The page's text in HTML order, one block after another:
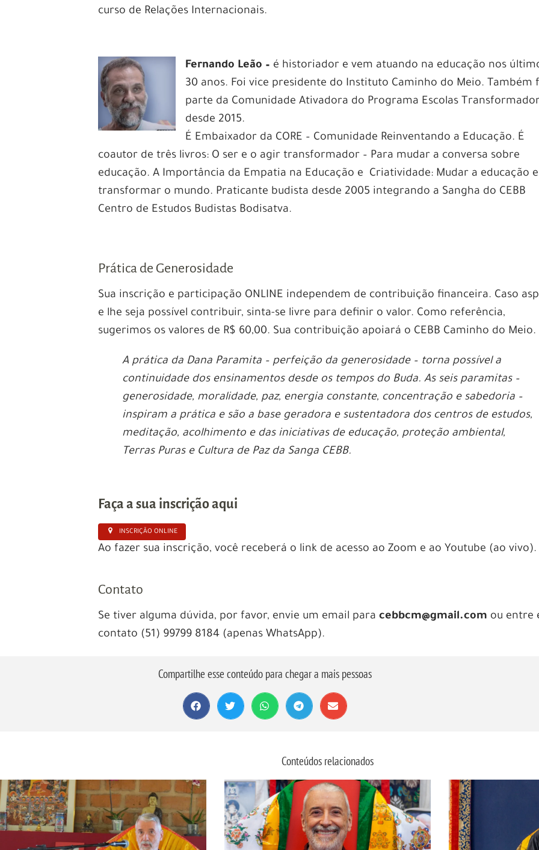
curso de Relações Internacionais.
Fernando Leão – é historiador e vem atuando na educação nos
30 anos. Foi vice presidente do Instituto Caminho do Meio. Também
parte da Comunidade Ativadora do Programa Escolas
desde 2015.
É Embaixador da CORE – Comunidade Reinventando a Educação. É
coautor de três livros: O ser e o agir transformador – Para mudar a conversa sobre
educação. A Importância da Empatia na Educação e Criatividade: Mudar a educação e
transformar o mundo. Praticante budista desde 2005 integrando a Sangha do CEBB
Centro de Estudos Budistas Bodisatva.
Prática de Generosidade
Sua inscrição e participação ONLINE independem de contribuição financeira. Caso
e lhe seja possível contribuir, sinta-se livre para definir o valor. Como referência,
sugerimos os valores de R$ 60,00. Sua contribuição apoiará o CEBB Caminho do Meio.
A prática da Dana Paramita – perfeição da generosidade – torna possível a
continuidade dos ensinamentos desde os tempos do Buda. As seis paramitas –
generosidade, moralidade, paz, energia constante, concentração e sabedoria –
inspiram a prática e são a base geradora e sustentadora dos centros de estudos,
meditação, acolhimento e das iniciativas de educação, proteção ambiental,
Terras Puras e Cultura de Paz da Sanga CEBB.
Faça a sua inscrição aqui
INSCRIÇÃO ONLINE
Ao fazer sua inscrição, você receberá o link de acesso ao Zoom e ao Youtube (ao vivo).
Contato
Se tiver alguma dúvida, por favor, envie um email paracebbcm@gmail.com ou entre
contato (51) 99799 8184 (apenas WhatsApp).
Compartilhe esse conteúdo para chegar a mais pessoas
Conteúdos relacionados